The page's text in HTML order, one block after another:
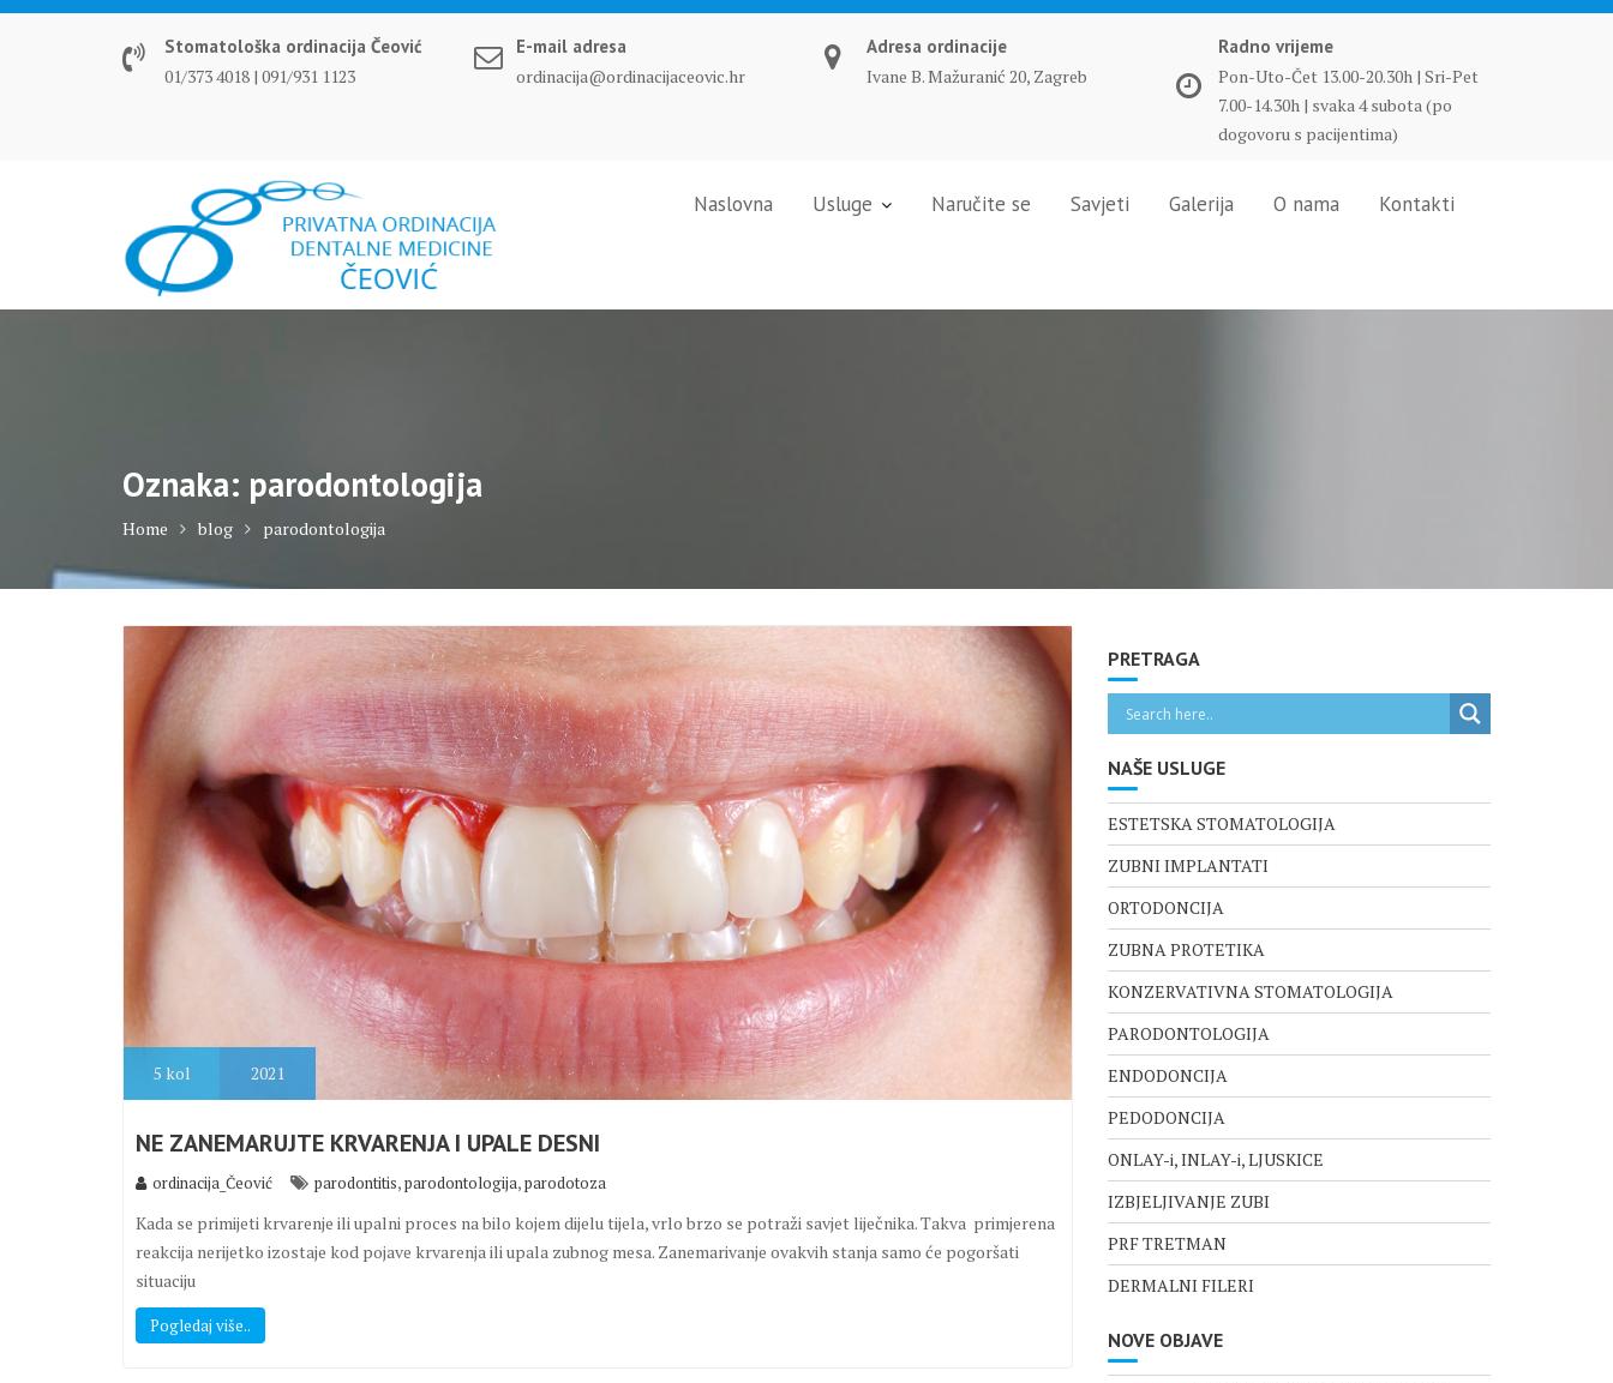
Skip
Stomatološka ordinacija Čeović
01/373 4018 | 091/931 1123
E-mail adresa
ordinacija@ordinacijaceovic.hr
Adresa ordinacije
Ivane B. Mažuranić 20, Zagreb
Radno vrijeme
Pon-Uto-Čet 13.00-20.30h | Sri-Pet
7.00-14.30h | svaka 4 subota (po
dogovoru s pacijentima)
Naslovna Usluge Naručite se Savjeti Galerija O nama Kontakti
Oznaka: parodontologija
Home blog parodontologija
5 kol 2021
NE ZANEMARUJTE KRVARENJA I UPALE DESNI
ordinacija_Čeović parodontitis,parodontologija,parodotoza
Kada se primijeti krvarenje ili upalni proces na bilo kojem dijelu tijela, vrlo brzo se potraži savjet liječnika. Takva primjerena
reakcija nerijetko izostaje kod pojave krvarenja ili upala zubnog mesa. Zanemarivanje ovakvih stanja samo će pogoršati
situaciju
Pogledaj više..
PRETRAGA
NAŠE USLUGE
ESTETSKA STOMATOLOGIJA
ZUBNI IMPLANTATI
ORTODONCIJA
ZUBNA PROTETIKA
KONZERVATIVNA STOMATOLOGIJA
PARODONTOLOGIJA
ENDODONCIJA
PEDODONCIJA
ONLAY-i, INLAY-i, LJUSKICE
IZBJELJIVANJE ZUBI
PRF TRETMAN
DERMALNI FILERI
NOVE OBJAVE